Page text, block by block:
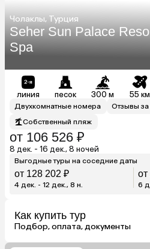
Чолаклы, Турция
Seher Sun Palace
Spa
линия песок 300 м 55 км
Двухкомнатные номера
Отзывы за
Собственный пляж
от 106 526 ₽
8 дек. - 16 дек., 8 ночей
Выгодные туры на соседние даты
от 128 202 ₽
4 дек. - 12 дек., 8 н. 6
Как купить тур
Подбор, оплата, документы